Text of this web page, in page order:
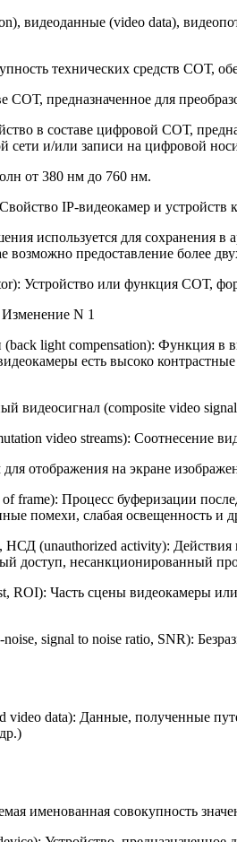
видеоданные (video data),
технических средств СОТ,
СОТ, предназначенное для
в составе цифровой СОТ,
сети и/или записи на цифровой
от 380 нм до 760 нм.
IP-видеокамер и устройств
используется для сохранения
предоставление более
Устройство или функция СОТ,
N 1
(back light compensation): Функция
есть высоко
видеосигнал (composite video
video streams): Соотнесение
отображения на экране
of frame): Процесс буферизации
помехи, слабая освещенность и
НСД (unauthorized activity):
доступ, несанкционированный
ROI): Часть сцены видеокамеры
signal to noise ratio, SNR):
data): Данные, полученные
именованная совокупность